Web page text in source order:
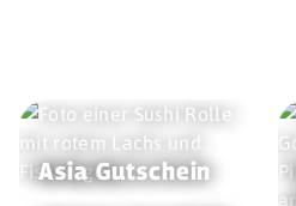
Asia Gutschein